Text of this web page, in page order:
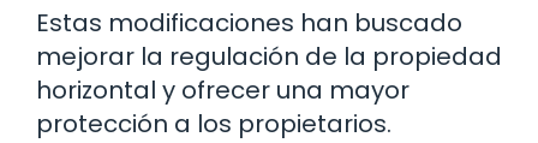
Estas modificaciones han buscado
mejorar la regulación de la propiedad
horizontal y ofrecer una mayor
protección a los propietarios.